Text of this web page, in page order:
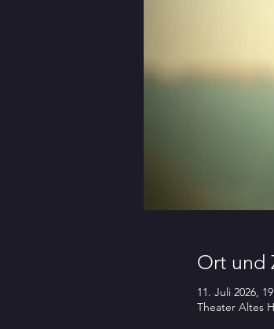
Ort und
11. Juli 2026,
Theater Altes